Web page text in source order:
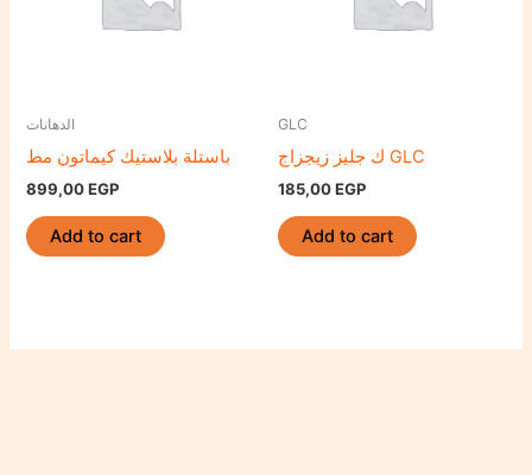
الدهانات
باستلة بلاستيك كيماتون مط
899,00EGP
Add to cart
GLC
ك جليز زيجزاج GLC
185,00EGP
Add to cart